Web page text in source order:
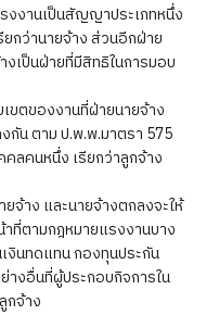
งงานเป็นสัญญาประเภทหนึ่ง
กว่านายจ้าง ส่วนอีกฝ่าย
งเป็นฝ่ายที่มีสิทธิในการมอบ
ขตของงานที่ฝ่ายนายจ้าง
กัน ตาม ป.พ.พ.มาตรา 575
คนหนึ่ง เรียกว่าลูกจ้าง
จ้าง และนายจ้างตกลงจะให้
ที่ตามกฎหมายแรงงานบาง
งินทดแทน กองทุนประกัน
างอื่นที่ผู้ประกอบกิจการใน
กจ้าง